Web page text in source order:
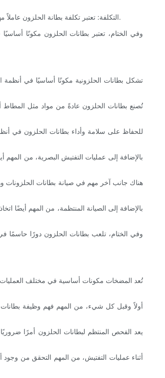
4. التكلفة: تعتبر تكلفة بطانة الحلزون عاملاً مهمًا يجب مراعاته عند اختيار البطانة المناسبة لنظام المضخة الخاص بك. من الضروري تحقيق التوازن بين التكلفة والأداء ومتانة البطانة لضمان النجاح على المدى الطويل.
وفي الختام، تعتبر بطانات الحلزون مكونًا
تشكل بطانات الحلزونية مكونًا أساسيًا في
تُصنع بطانات الحلزون عادةً من مواد مثل المطاط
للحفاظ على سلامة وأداء بطانات الحلزون في
بالإضافة إلى عمليات التفتيش البصرية، من
هناك جانب آخر مهم في صيانة بطانات الحلزونات
بالإضافة إلى الصيانة المنتظمة، من المهم
وفي الختام، تلعب بطانات الحلزون دورًا حاسمًا
تُعد المضخات مكونات أساسية في مختلف
أولاً وقبل كل شيء، من المهم فهم وظيفة بطانات
يعد الفحص المنتظم لبطانات الحلزون أمرًا
أثناء عمليات التفتيش، من المهم التحقق من